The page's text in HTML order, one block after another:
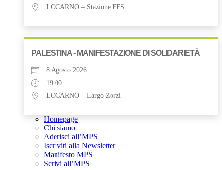
LOCARNO – Stazione FFS
PALESTINA - MANIFESTAZIONE DI SOLIDARIETÀ
8 Agosto 2026
19:00
LOCARNO – Largo Zorzi
Homepage
Chi siamo
Aderisci all’MPS
Iscriviti alla Newsletter
Manifesto MPS
Scrivi all’MPS